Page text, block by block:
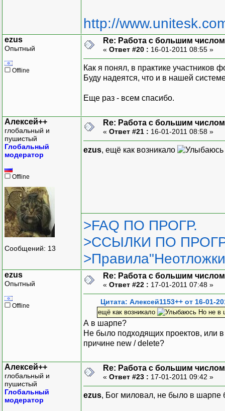
http://
ezus
Опытный
Offline
Re: Работа с большим
« Ответ #20 : 16-01-2011 08:55 »
Как я понял, в практике участников
Буду надеятся, что и в нашей
Еще раз - всем спасибо.
Алексей++
глобальный и
пушистый
Глобальный
модератор
Offline
Сообщений: 13
Re: Работа с большим
« Ответ #21 : 16-01-2011 08:58 »
ezus, ещё как возникало
>FAQ ПО ПРОГР.
>ССЫЛКИ ПО
ezus
Опытный
Offline
Re: Работа с большим
« Ответ #22 : 17-01-2011 07:48 »
Цитата: Алексей1153++ от 16-01-
ещё как возникало
Но не в
А в шарпе?
Не было подходящих проектов, или в
причине new / delete?
Алексей++
глобальный и
пушистый
Глобальный
модератор
Re: Работа с большим
« Ответ #23 : 17-01-2011 09:42 »
ezus, Бог миловал, не было в шарпе